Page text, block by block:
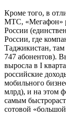
Кроме того, в
МТС, «Мегафон»
России
России, где
Таджикистан,
747 абонентов).
выросла в I
российские
мобильного
млрд), и на этом
самым
сотовой